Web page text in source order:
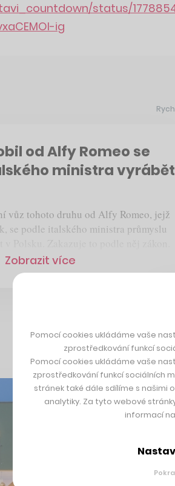
status/
ig
od Alfy Romeo se
ministra
vůz tohoto druhu od Alfy Romeo, jejž
se podle italského ministra průmyslu
Zobrazit více
Pomocí cookies ukládáme vaše
zprostředkování funkcí
Pomocí cookies ukládáme vaše
zprostředkování funkcí sociálních
stránek také dále sdílíme s našimi
analytiky. Za tyto webové
informací